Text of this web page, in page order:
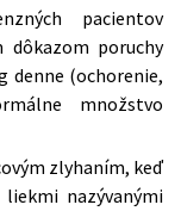
pacientov
poruchy
denne (ochorenie,
množstvo
zlyhaním, keď
nazývanými